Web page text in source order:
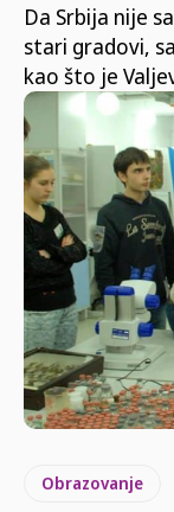
Da Srbija nije
stari gradovi,
kao što je
Obrazovanje